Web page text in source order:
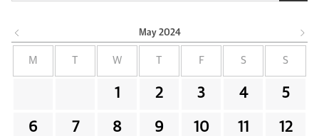
May 2024
M W F S S
1 2 3 4 5
6 7 8 9 10 11 12